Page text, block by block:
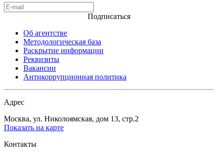
Подписаться
Об агентстве
Методологическая база
Раскрытие информации
Реквизиты
Вакансии
Антикоррупционная политика
Адрес
Москва, ул. Николоямская, дом 13, стр.2
Показать на карте
Контакты